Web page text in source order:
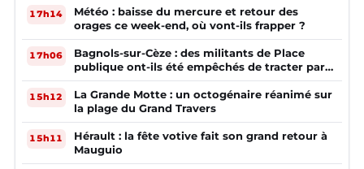
17h14
Météo : baisse du mercure et retour des
orages ce week-end, où vont-ils frapper ?
17h06
Bagnols-sur-Cèze : des militants de Place
publique ont-ils été empêchés de tracter par
la mairie ?
15h12
La Grande Motte : un octogénaire réanimé sur
la plage du Grand Travers
15h11
Hérault : la fête votive fait son grand retour à
Mauguio